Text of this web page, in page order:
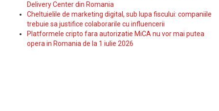
Delivery Center din Romania
Cheltuielile de marketing digital, sub lupa fiscului: companiile
trebuie sa justifice colaborarile cu influencerii
Platformele cripto fara autorizatie MiCA nu vor mai putea
opera in Romania de la 1 iulie 2026